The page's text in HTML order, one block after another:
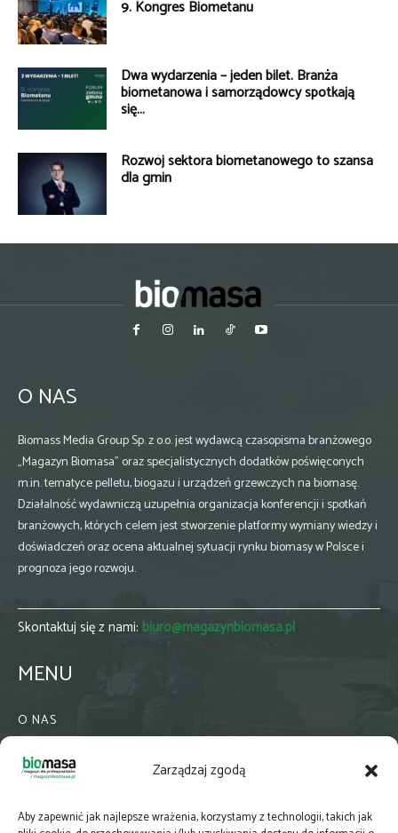
Zarządzaj zgodą
Aby zapewnić jak najlepsze wrażenia, korzystamy z technologii, takich jak
9. Kongres Biometanu
Dwa wydarzenia – jeden bilet. Branża
biometanowa i samorządowcy spotkają
się...
Rozwój sektora biometanowego to szansa
dla gmin
O NAS
Biomass Media Group Sp. z o.o. jest wydawcą czasopisma branżowego
„Magazyn Biomasa” oraz specjalistycznych dodatków poświęconych
m.in. tematyce pelletu, biogazu i urządzeń grzewczych na biomasę.
Działalność wydawniczą uzupełnia organizacja konferencji i spotkań
branżowych, których celem jest stworzenie platformy wymiany wiedzy i
doświadczeń oraz ocena aktualnej sytuacji rynku biomasy w Polsce i
prognoza jego rozwoju.
Skontaktuj się z nami: biuro@magazynbiomasa.pl
MENU
O NAS
WSPÓŁPRACA
PRENUMERATA